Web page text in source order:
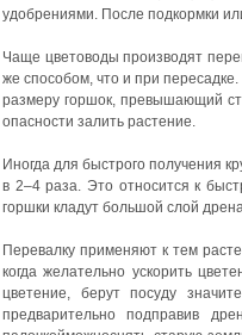
удобрениями. После подкормки
Чаще цветоводы производят
же способом, что и при
размеру горшок, превышающий
опасности залить растение.
Иногда для быстрого получения
в 2–4 раза. Это относится к
горшки кладут большой слой
Перевалку применяют к тем
когда желательно ускорить
цветение, берут посуду
предварительно подправив